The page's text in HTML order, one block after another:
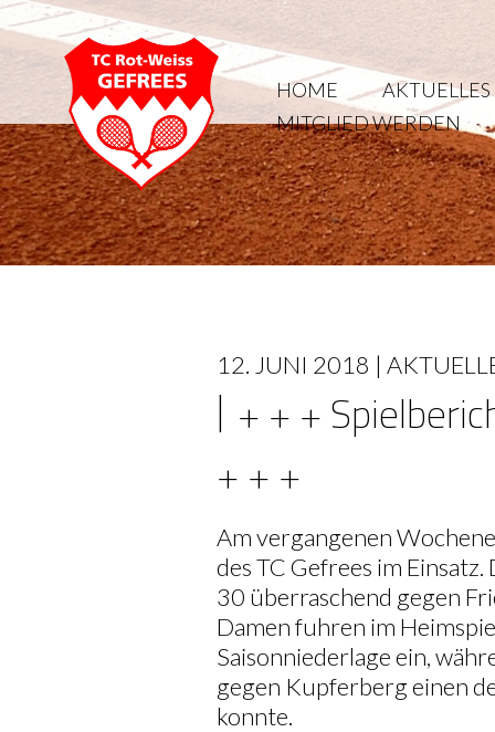
HOME
AKTUELLES
MITGLIED WERDEN
12. JUNI 2018 |
+ + +
+ + +
Am vergangenen
des TC Gefrees im
30 überraschend gegen
Damen fuhren im
Saisonniederlage ein,
gegen Kupferberg einen
konnte.